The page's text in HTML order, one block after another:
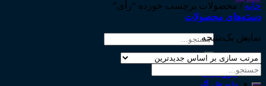
جستجو
خانه
فروشگاه
پذیرش اثر
خانه /محصولات برچسب خورده “رأی”
دسته‌های محصولات
نمایش یک نتیجه
جستجو